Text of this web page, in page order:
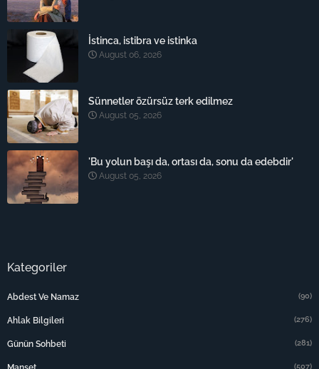
İstinca, istibra ve istinka
August 06, 2026
Sünnetler özürsüz terk edilmez
August 05, 2026
'Bu yolun başı da, ortası da, sonu da edebdir'
August 05, 2026
Kategoriler
Abdest Ve Namaz (90)
Ahlak Bilgileri (276)
Günün Sohbeti (281)
(507)